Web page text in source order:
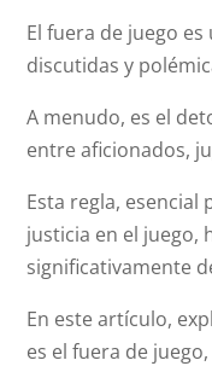
​El fuera de juego
discutidas y
A menudo, es el
entre aficionados,
Esta regla,
justicia en el juego,
significativamente
En este artículo,
es el fuera de